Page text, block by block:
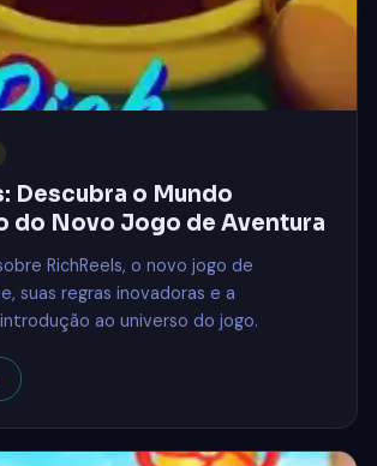
Descubra o Mundo
do Novo Jogo de Aventura
RichReels, o novo jogo de
suas regras inovadoras e a
ao universo do jogo.